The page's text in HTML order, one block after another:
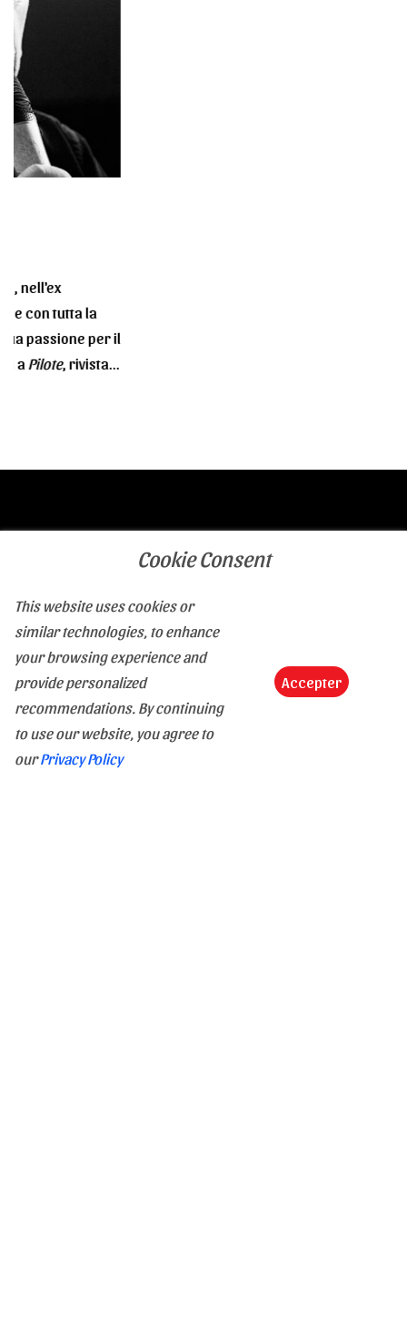
Email :contact@le-monde-de-la-bd.com
Una domanda, un'informazione, una precisazione : Non
esitate, siamo presenti per rispondervi dalle 9 alle 18, dal
lunedì al sabato.
Cookie Consent
This website uses cookies or
similar technologies, to enhance
your browsing experience and
provide personalized
recommendations. By continuing
to use our website, you agree to
ourPrivacy Policy
Accepter